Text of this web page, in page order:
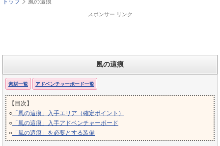
トップ 風の這痕
スポンサー リンク
風の這痕
素材一覧 アドベンチャーボード一覧
【目次】
○ 「風の這痕」入手エリア（確定ポイント）
○ 「風の這痕」入手アドベンチャーボード
○ 「風の這痕」を必要とする装備